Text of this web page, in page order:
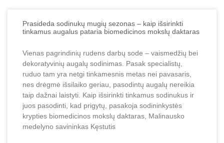
Prasideda sodinukų mugių sezonas – kaip išsirinkti
tinkamus augalus pataria biomedicinos mokslų daktaras
Vienas pagrindinių rudens darbų sode – vaismedžių bei
dekoratyvinių augalų sodinimas. Pasak specialistų,
ruduo tam yra netgi tinkamesnis metas nei pavasaris,
nes drėgmė išsilaiko geriau, pasodintų augalų nereikia
taip dažnai laistyti. Kaip išsirinkti tinkamus sodinukus ir
juos pasodinti, kad prigytų, pasakoja sodininkystės
krypties biomedicinos mokslų daktaras, Malinausko
medelyno savininkas Kęstutis